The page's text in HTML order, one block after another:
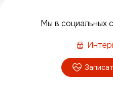
Мы в социальных